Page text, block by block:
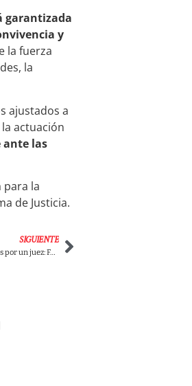
garantizada
y
la fuerza
la
ajustados a
actuación
ante las
para la
de Justicia.
SIGUIENTE
¿Para qué votamos por presidente? Votemos por un juez: Felipe Zuleta sobre el fallo de la Corte Suprema